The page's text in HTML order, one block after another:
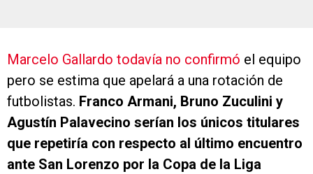
Marcelo Gallardo todavía no confirmó el equipo
pero se estima que apelará a una rotación de
futbolistas. Franco Armani, Bruno Zuculini y
Agustín Palavecino serían los únicos titulares
que repetiría con respecto al último encuentro
ante San Lorenzo por la Copa de la Liga